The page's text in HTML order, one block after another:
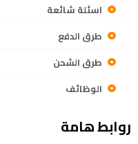
اسئلة شائعة
طرق الدفع
طرق الشحن
الوظائف
روابط هامة